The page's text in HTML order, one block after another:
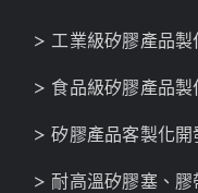
> 工業級矽膠產品製
> 食品級矽膠產品製
> 矽膠產品客製化開
> 耐高溫矽膠塞、膠